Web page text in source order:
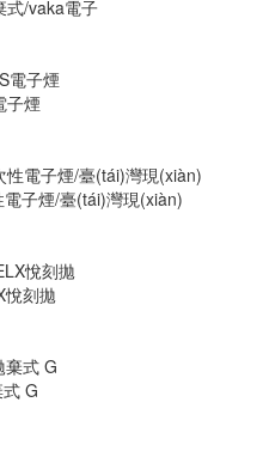
式/vaka電子
子煙
子煙/臺(tái)灣現(xiàn)
悅刻拋
G